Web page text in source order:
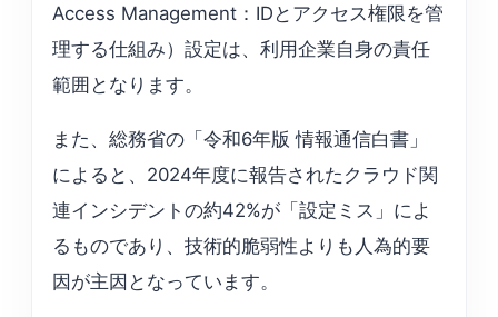
Access Management：IDとアクセス権限を管
理する仕組み）設定は、利用企業自身の責任
範囲となります。
また、総務省の「令和6年版 情報通信白書」
によると、2024年度に報告されたクラウド関
連インシデントの約42%が「設定ミス」によ
るものであり、技術的脆弱性よりも人為的要
因が主因となっています。